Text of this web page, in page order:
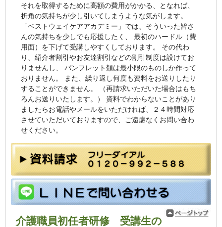
それを取得するために高額の費用がかかる、となれば、
折角の気持ちが少し引いてしまうような気がします。
「ベストウェイケアアカデミー」では、そういった皆さ
んの気持ちを少しでも応援したく、 最初のハードル（費
用面）を下げて受講しやすくしております。 その代わ
り、紹介者割引やお友達割引などの割引制度は設けてお
りませんし、 パンフレット類は最小限のものしか作って
おりません。 また、繰り返し何度も資料をお送りしたり
することができません。 （再請求いただいた場合はもち
ろんお送りいたします。） 資料でわからないことがあり
ましたらお電話やメールをいただければ、２４時間対応
させていただいておりますので、ご遠慮なくお問い合わ
せください。
介護職員初任者研修 受講生の